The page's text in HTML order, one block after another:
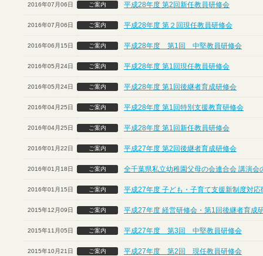
2016年07月06日 ご案内 平成28年度 第2回新任教員研修会
2016年07月06日 ご案内 平成28年度 第２回現任教員研修会
2016年06月15日 ご案内 平成28年度 第1回 中堅教員研修会
2016年05月24日 ご案内 平成28年度 第1回現任教員研修会
2016年05月24日 ご案内 平成28年度 第1回後継者育成研修会
2016年04月25日 ご案内 平成28年度 第1回特別支援教育研修会
2016年04月25日 ご案内 平成28年度 第1回新任教員研修会
2016年01月22日 ご案内 平成27年度 第2回後継者育成研修会
2016年01月18日 ご案内 全千葉県私立幼稚園父母の会連合会 講演会
2016年01月15日 ご案内 平成27年度 子ども・子育て支援新制度対応
2015年12月09日 ご案内 平成27年度 経営研修会・第1回後継者育成
2015年11月05日 ご案内 平成27年度 第3回 中堅教員研修会
2015年10月21日 ご案内 平成27年度 第2回 現任教員研修会